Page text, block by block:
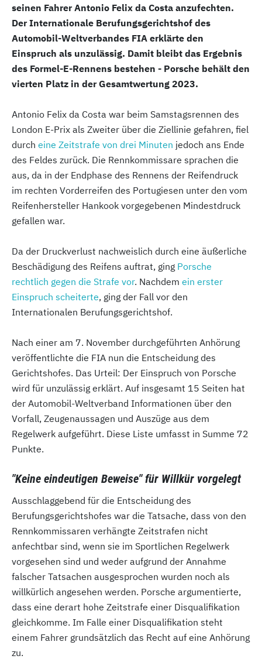
seinen Fahrer Antonio Felix da Costa anzufechten.
Der Internationale Berufungsgerichtshof des
Automobil-Weltverbandes FIA erklärte den
Einspruch als unzulässig. Damit bleibt das Ergebnis
des Formel-E-Rennens bestehen - Porsche behält den
vierten Platz in der Gesamtwertung 2023.
Antonio Felix da Costa war beim Samstagsrennen des
London E-Prix als Zweiter über die Ziellinie gefahren, fiel
durch eine Zeitstrafe von drei Minuten jedoch ans Ende
des Feldes zurück. Die Rennkommissare sprachen die
aus, da in der Endphase des Rennens der Reifendruck
im rechten Vorderreifen des Portugiesen unter den vom
Reifenhersteller Hankook vorgegebenen Mindestdruck
gefallen war.
Da der Druckverlust nachweislich durch eine äußerliche
Beschädigung des Reifens auftrat, ging Porsche
rechtlich gegen die Strafe vor. Nachdem ein erster
Einspruch scheiterte, ging der Fall vor den
Internationalen Berufungsgerichtshof.
Nach einer am 7. November durchgeführten Anhörung
veröffentlichte die FIA nun die Entscheidung des
Gerichtshofes. Das Urteil: Der Einspruch von Porsche
wird für unzulässig erklärt. Auf insgesamt 15 Seiten hat
der Automobil-Weltverband Informationen über den
Vorfall, Zeugenaussagen und Auszüge aus dem
Regelwerk aufgeführt. Diese Liste umfasst in Summe 72
Punkte.
"Keine eindeutigen Beweise" für Willkür vorgelegt
Ausschlaggebend für die Entscheidung des
Berufungsgerichtshofes war die Tatsache, dass von den
Rennkommissaren verhängte Zeitstrafen nicht
anfechtbar sind, wenn sie im Sportlichen Regelwerk
vorgesehen sind und weder aufgrund der Annahme
falscher Tatsachen ausgesprochen wurden noch als
willkürlich angesehen werden. Porsche argumentierte,
dass eine derart hohe Zeitstrafe einer Disqualifikation
gleichkomme. Im Falle einer Disqualifikation steht
einem Fahrer grundsätzlich das Recht auf eine Anhörung
zu.